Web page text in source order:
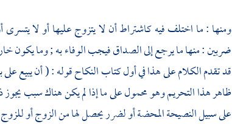
ومنها : ما اختلف فيه كاشتراط أن لا يتزوج عليها أو لا يتسرى
ضربين : منها ما يرجع إلى الصداق فيجب الوفاء به ; وما يكون
قد تقدم الكلام على هذا في أول كتاب النكاح قوله : ( أن يبيع
ظاهر هذا التحريم وهو محمول على ما إذا لم يكن هناك سبب
على سبيل النصيحة المحضة أو لضرر يحصل لها من الزوج أو